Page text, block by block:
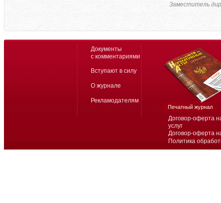
Заместитель
Договор-оферта
услуг
Договор-оферта
Политика
Документы
с комментариями
Вступают в силу
О журнале
Рекламодателям
Печатный журнал